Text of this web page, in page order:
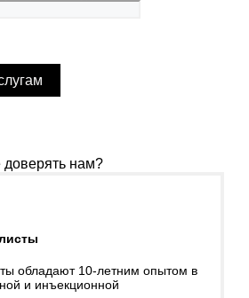
нам?
обладают 10-летним опытом в
и инъекционной